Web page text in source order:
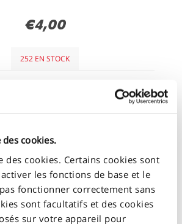
cookies.
des cookies. Certains cookies sont
les fonctions de base et le
fonctionner correctement sans
sont facultatifs et des cookies
sur votre appareil pour
€4,00
252 EN STOCK
-